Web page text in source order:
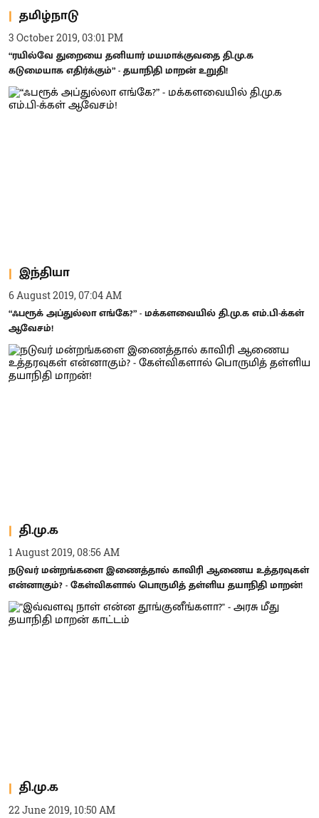
தமிழ்நாடு
3 October 2019, 03:01 PM
“ரயில்வே துறையை தனியார் மயமாக்குவதை தி.மு.க
கடுமையாக எதிர்க்கும்” - தயாநிதி மாறன் உறுதி!
இந்தியா
6 August 2019, 07:04 AM
“ஃபரூக் அப்துல்லா எங்கே?” - மக்களவையில் தி.மு.க எம்.பி-க்கள்
ஆவேசம்!
தி.மு.க
1 August 2019, 08:56 AM
நடுவர் மன்றங்களை இணைத்தால் காவிரி ஆணைய உத்தரவுகள்
என்னாகும்? - கேள்விகளால் பொருமித் தள்ளிய தயாநிதி மாறன்!
தி.மு.க
22 June 2019, 10:50 AM